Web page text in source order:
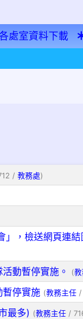
處室資料下載
/ 教務處)
」，檢送網頁連
動暫停實施。 (
暫停實施 (教務主任/
最多) (教務主任/